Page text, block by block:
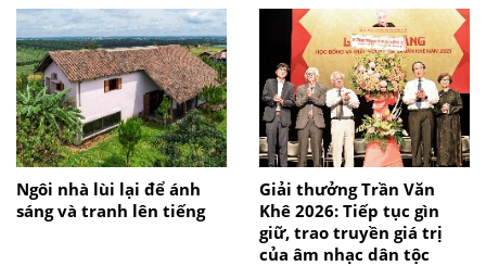
Ngôi nhà lùi lại để ánh
sáng và tranh lên tiếng
Giải thưởng Trần Văn
Khê 2026: Tiếp tục gìn
giữ, trao truyền giá trị
của âm nhạc dân tộc